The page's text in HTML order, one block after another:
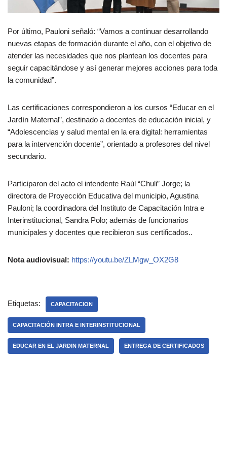
Por último, Pauloni señaló: “Vamos a continuar desarrollando
nuevas etapas de formación durante el año, con el objetivo de
atender las necesidades que nos plantean los docentes para
seguir capacitándose y así generar mejores acciones para toda
la comunidad”.
Las certificaciones correspondieron a los cursos “Educar en el
Jardín Maternal”, destinado a docentes de educación inicial, y
“Adolescencias y salud mental en la era digital: herramientas
para la intervención docente”, orientado a profesores del nivel
secundario.
Participaron del acto el intendente Raúl “Chuli” Jorge; la
directora de Proyección Educativa del municipio, Agustina
Pauloni; la coordinadora del Instituto de Capacitación Intra e
Interinstitucional, Sandra Polo; además de funcionarios
municipales y docentes que recibieron sus certificados..
Nota audiovisual: https://youtu.be/ZLMgw_OX2G8
Etiquetas: CAPACITACION
CAPACITACIÓN INTRA E INTERINSTITUCIONAL
EDUCAR EN EL JARDIN MATERNAL ENTREGA DE CERTIFICADOS